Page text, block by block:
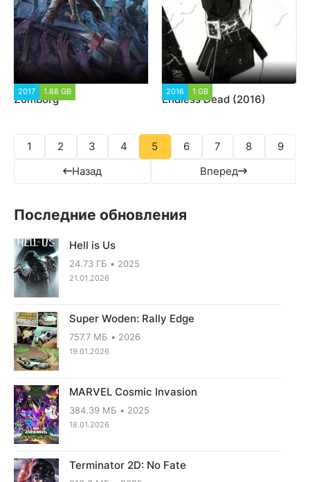
2017 1.88 GB
Zomborg
2016 1 GB
Endless Dead (2016)
Назад
1 2 3 4 5 6 7 8
9
Вперед
Последние обновления
Hell is Us
24.73 ГБ 2025
21.01.2026
Super Woden: Rally Edge
757.7 МБ 2026
19.01.2026
MARVEL Cosmic Invasion
384.39 МБ 2025
18.01.2026
Terminator 2D: No Fate